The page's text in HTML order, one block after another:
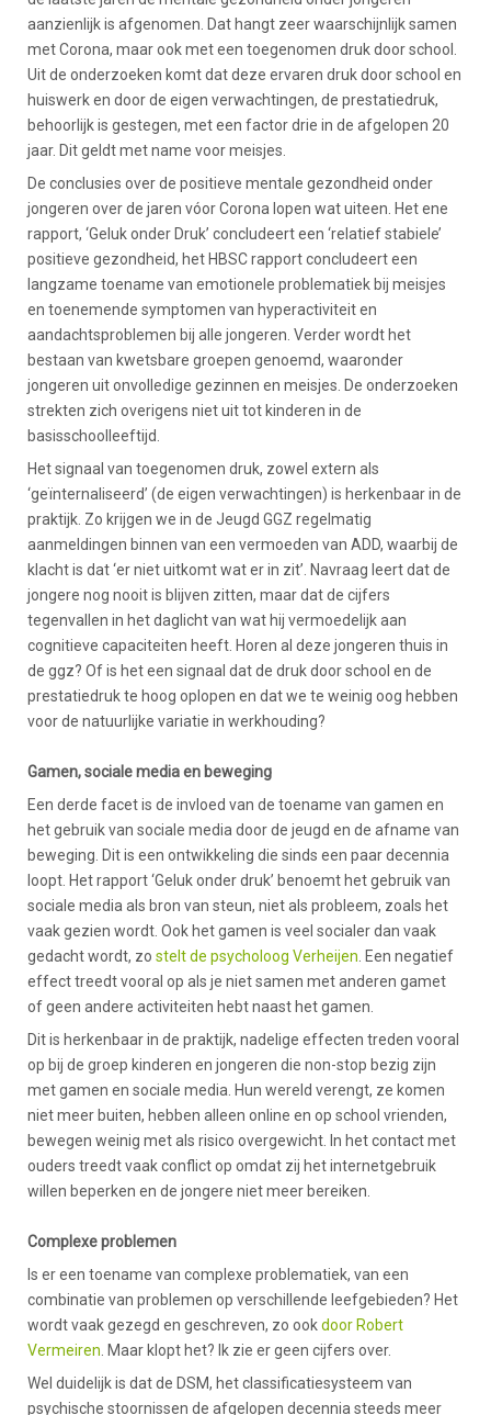
aanzienlijk is afgenomen. Dat hangt zeer waarschijnlijk samen
met Corona, maar ook met een toegenomen druk door school.
Uit de onderzoeken komt dat deze ervaren druk door school en
huiswerk en door de eigen verwachtingen, de prestatiedruk,
behoorlijk is gestegen, met een factor drie in de afgelopen 20
jaar. Dit geldt met name voor meisjes.
De conclusies over de positieve mentale gezondheid onder
jongeren over de jaren vóor Corona lopen wat uiteen. Het ene
rapport, ‘Geluk onder Druk’ concludeert een ‘relatief stabiele’
positieve gezondheid, het HBSC rapport concludeert een
langzame toename van emotionele problematiek bij meisjes
en toenemende symptomen van hyperactiviteit en
aandachtsproblemen bij alle jongeren. Verder wordt het
bestaan van kwetsbare groepen genoemd, waaronder
jongeren uit onvolledige gezinnen en meisjes. De onderzoeken
strekten zich overigens niet uit tot kinderen in de
basisschoolleeftijd.
Het signaal van toegenomen druk, zowel extern als
‘geïnternaliseerd’ (de eigen verwachtingen) is herkenbaar in de
praktijk. Zo krijgen we in de Jeugd GGZ regelmatig
aanmeldingen binnen van een vermoeden van ADD, waarbij de
klacht is dat ‘er niet uitkomt wat er in zit’. Navraag leert dat de
jongere nog nooit is blijven zitten, maar dat de cijfers
tegenvallen in het daglicht van wat hij vermoedelijk aan
cognitieve capaciteiten heeft. Horen al deze jongeren thuis in
de ggz? Of is het een signaal dat de druk door school en de
prestatiedruk te hoog oplopen en dat we te weinig oog hebben
voor de natuurlijke variatie in werkhouding?
Gamen, sociale media en beweging
Een derde facet is de invloed van de toename van gamen en
het gebruik van sociale media door de jeugd en de afname van
beweging. Dit is een ontwikkeling die sinds een paar decennia
loopt. Het rapport ‘Geluk onder druk’ benoemt het gebruik van
sociale media als bron van steun, niet als probleem, zoals het
vaak gezien wordt. Ook het gamen is veel socialer dan vaak
gedacht wordt, zo stelt de psycholoog Verheijen . Een negatief
effect treedt vooral op als je niet samen met anderen gamet
of geen andere activiteiten hebt naast het gamen.
Dit is herkenbaar in de praktijk, nadelige effecten treden vooral
op bij de groep kinderen en jongeren die non-stop bezig zijn
met gamen en sociale media. Hun wereld verengt, ze komen
niet meer buiten, hebben alleen online en op school vrienden,
bewegen weinig met als risico overgewicht. In het contact met
ouders treedt vaak conflict op omdat zij het internetgebruik
willen beperken en de jongere niet meer bereiken.
Complexe problemen
Is er een toename van complexe problematiek, van een
combinatie van problemen op verschillende leefgebieden? Het
wordt vaak gezegd en geschreven, zo ookdoor Robert
Vermeiren . Maar klopt het? Ik zie er geen cijfers over.
Wel duidelijk is dat de DSM, het classificatiesysteem van
psychische stoornissen de afgelopen decennia steeds meer